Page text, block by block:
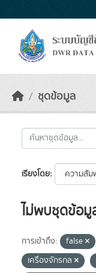
ชุดข้อมูล
เรียงโดย
ไม่พบชุดข้อมู
การเข้าถึง: false
เครื่องจักรกล